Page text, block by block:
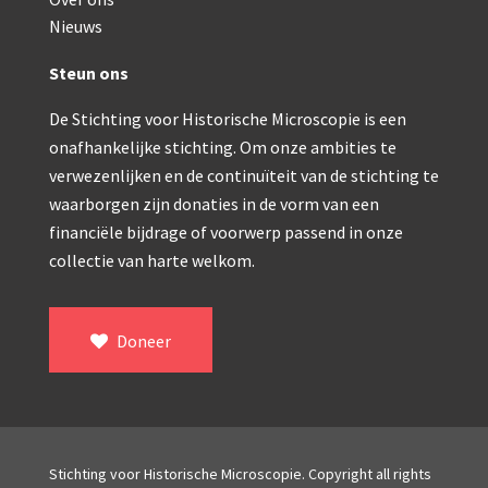
Watson & Sons, No. 1 ‘Van Heurck’ (ca. 1900)
Reichert (ca. 1925)
Winkel, statief BTC (1955-1957)
ROW, schoolmicroscoop (1955-1965)
Troughton & Simms, McArthur type (1959-
Bleeker, statief R (ca. 1965)
Nieuws
Steun ons
De Stichting voor Historische Microscopie is een
onafhankelijke stichting. Om onze ambities te
verwezenlijken en de continuïteit van de stichting te
waarborgen zijn donaties in de vorm van een
financiële bijdrage of voorwerp passend in onze
collectie van harte welkom.
Doneer
Stichting voor Historische Microscopie. Copyright all rights